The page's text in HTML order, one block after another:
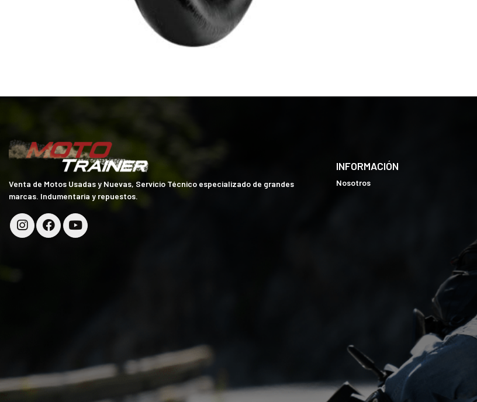
Venta de Motos Usadas y Nuevas, Servicio Técnico especializado de grandes
marcas. Indumentaria y repuestos.
INFORMACIÓN
Nosotros